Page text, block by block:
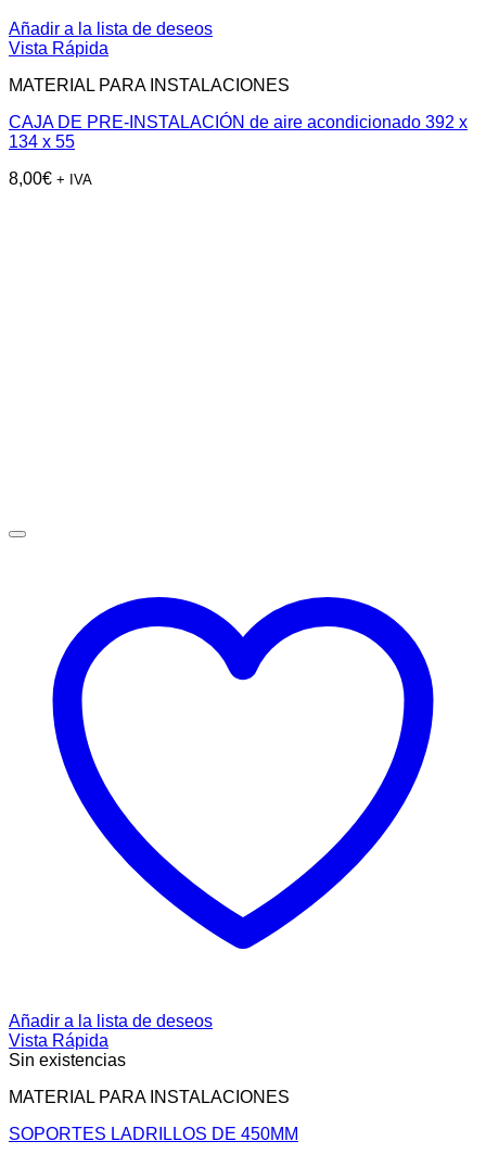
Añadir a la lista de deseos
Vista Rápida
MATERIAL PARA INSTALACIONES
CAJA DE PRE-INSTALACIÓN de aire acondicionado 392 x
134 x 55
8,00€ + IVA
Añadir a la lista de deseos
Vista Rápida
Sin existencias
MATERIAL PARA INSTALACIONES
SOPORTES LADRILLOS DE 450MM